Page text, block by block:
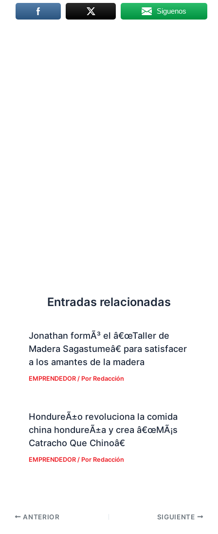
Siguenos
Entradas relacionadas
Jonathan formÃ³ el â€œTaller de
Madera Sagastumeâ€ para satisfacer
a los amantes de la madera
EMPRENDEDOR/ Por Redacción
HondureÃ±o revoluciona la comida
china hondureÃ±a y crea â€œMÃ¡s
Catracho Que Chinoâ€
EMPRENDEDOR/ Por Redacción
ANTERIOR SIGUIENTE